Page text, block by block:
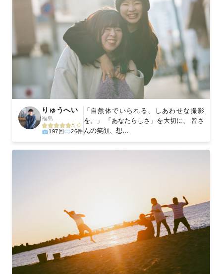
りゅうへい
福島
5.0
197回 26件
「自然体でいられる、しあわせな撮影
を。」 「あなたらしさ」を大切に、 皆さ
んの笑顔、想...